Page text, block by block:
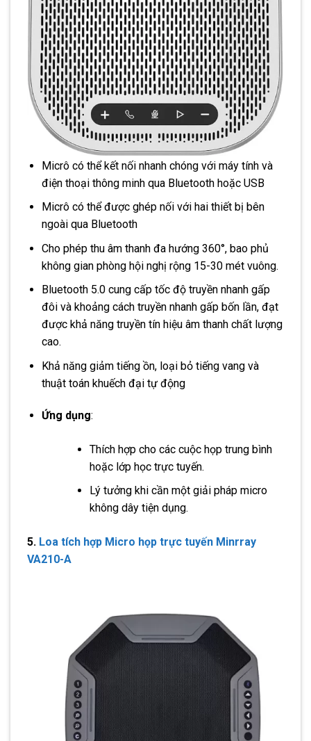
Micrô có thể kết nối nhanh chóng với máy tính và
điện thoại thông minh qua Bluetooth hoặc USB
Micrô có thể được ghép nối với hai thiết bị bên
ngoài qua Bluetooth
Cho phép thu âm thanh đa hướng 360°, bao phủ
không gian phòng hội nghị rộng 15-30 mét vuông.
Bluetooth 5.0 cung cấp tốc độ truyền nhanh gấp
đôi và khoảng cách truyền nhanh gấp bốn lần, đạt
được khả năng truyền tín hiệu âm thanh chất lượng
cao.
Khả năng giảm tiếng ồn, loại bỏ tiếng vang và
thuật toán khuếch đại tự động
Ứng dụng:
Thích hợp cho các cuộc họp trung bình
hoặc lớp học trực tuyến.
Lý tưởng khi cần một giải pháp micro
không dây tiện dụng.
5. Loa tích hợp Micro họp trực tuyến Minrray
VA210-A